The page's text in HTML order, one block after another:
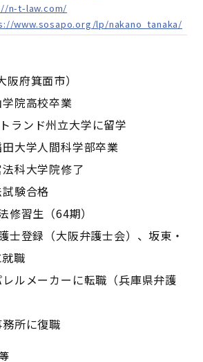
n-t-law.com/
www.sosapo.org/lp/nakano_tanaka/
府箕面市）
院高校卒業
ランド州立大学に留学
大学人間科学部卒業
科大学院修了
験合格
修習生（64期）
士登録（大阪弁護士会）、坂東・
職
ルメーカーに転職（兵庫県弁護
所に復職